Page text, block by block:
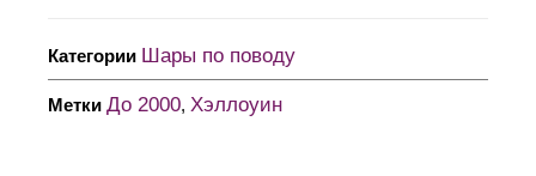
Категории Шары по поводу
Метки До 2000, Хэллоуин